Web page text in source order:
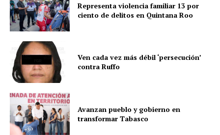
Representa violencia familiar 13 por
ciento de delitos en Quintana Roo
Ven cada vez más débil ‘persecución’
contra Ruffo
Avanzan pueblo y gobierno en
transformar Tabasco